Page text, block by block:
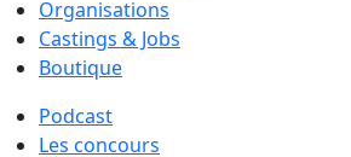
Organisations
Castings & Jobs
Boutique
Podcast
Les concours